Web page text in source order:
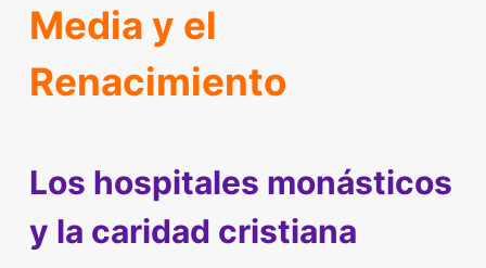
Media y el
Renacimiento
Los hospitales monásticos
y la caridad cristiana